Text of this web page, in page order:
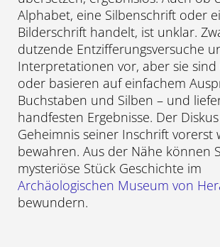
Alphabet, eine Silbenschrift oder
Bilderschrift handelt, ist unklar.
dutzende Entzifferungsversuche
Interpretationen vor, aber sie
oder basieren auf einfachem
Buchstaben und Silben – und
handfesten Ergebnisse. Der
Geheimnis seiner Inschrift vorerst
bewahren. Aus der Nähe können
mysteriöse Stück Geschichte im
Archäologischen Museum von
bewundern.